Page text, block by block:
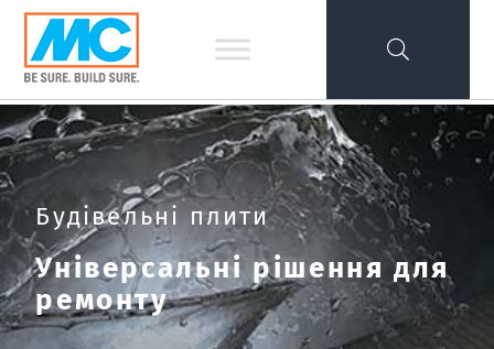
Будівельні плити
Універсальні рішення для
ремонту